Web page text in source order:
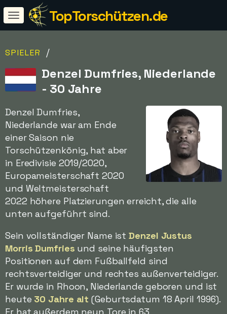
TopTorschützen.de
SPIELER /
Denzel Dumfries, Niederlande
- 30 Jahre
Denzel Dumfries,
Niederlande war am Ende
einer Saison nie
Torschützenkönig, hat aber
in Eredivisie 2019/2020,
Europameisterschaft 2020
und Weltmeisterschaft
2022 höhere Platzierungen erreicht, die alle
unten aufgeführt sind.
Sein vollständiger Name istDenzel Justus
Morris Dumfries und seine häufigsten
Positionen auf dem Fußballfeld sind
rechtsverteidiger und rechtes außenverteidiger.
Er wurde in Rhoon, Niederlande geboren und ist
heute 30 Jahre alt (Geburtsdatum 18 April 1996).